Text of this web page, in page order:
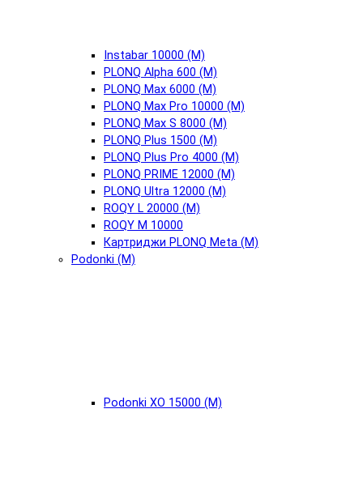
Instabar 10000 (М)
PLONQ Alpha 600 (М)
PLONQ Max 6000 (М)
PLONQ Max Pro 10000 (М)
PLONQ Max S 8000 (М)
PLONQ Plus 1500 (М)
PLONQ Plus Pro 4000 (М)
PLONQ PRIME 12000 (М)
PLONQ Ultra 12000 (М)
ROQY L 20000 (М)
ROQY M 10000
Картриджи PLONQ Meta (М)
Podonki (М)
Podonki XO 15000 (М)